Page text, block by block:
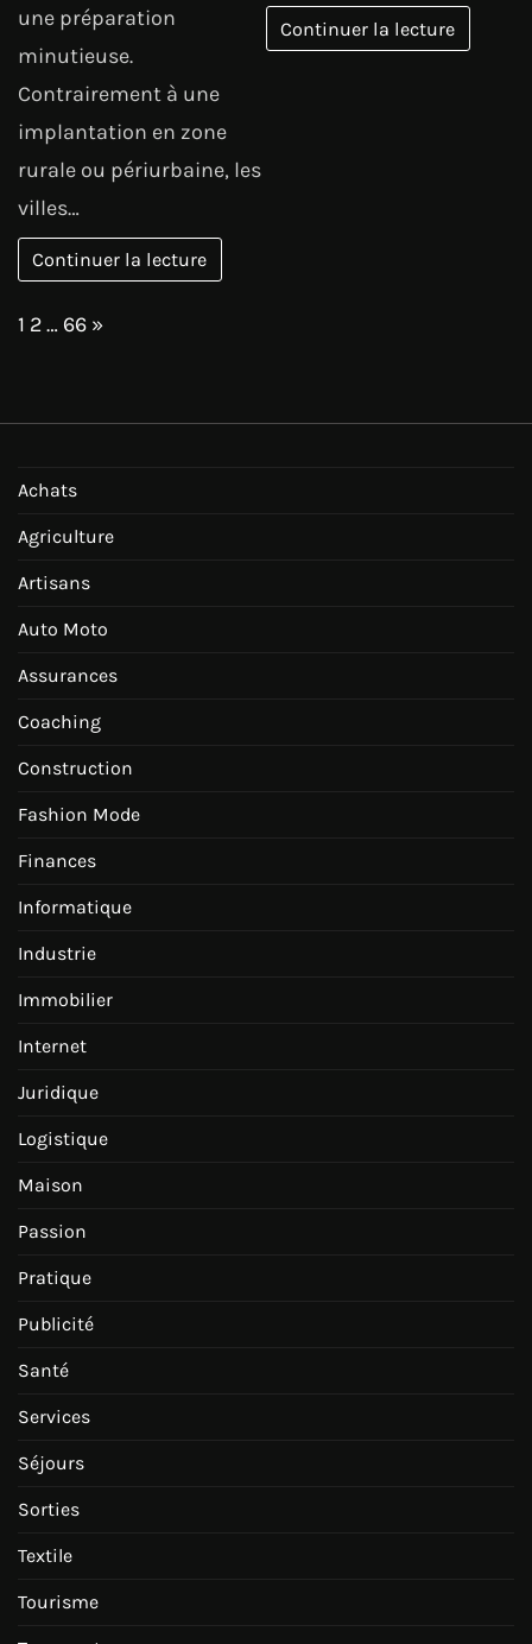
une préparation
minutieuse.
Contrairement à une
implantation en zone
rurale ou périurbaine, les
villes…
Continuer la lecture
Continuer la lecture
Page:
1 2… 66 Next
»
Achats
Agriculture
Artisans
Auto Moto
Assurances
Coaching
Construction
Fashion Mode
Finances
Informatique
Industrie
Immobilier
Internet
Juridique
Logistique
Maison
Passion
Pratique
Publicité
Santé
Services
Séjours
Sorties
Textile
Tourisme